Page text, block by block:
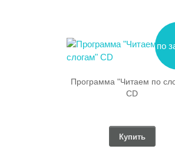
по
Программа "Читаем по
CD
Купить